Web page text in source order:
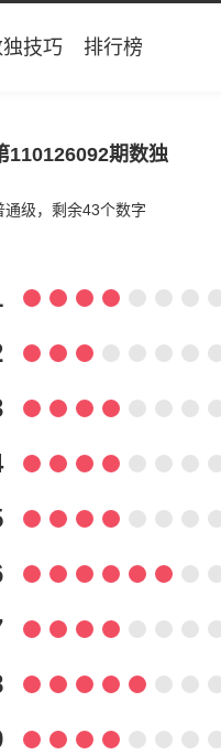
独技巧 排行榜
110126092期数独
通级，剩余43个数字